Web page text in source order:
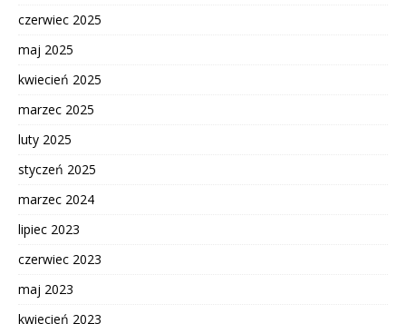
czerwiec 2025
maj 2025
kwiecień 2025
marzec 2025
luty 2025
styczeń 2025
marzec 2024
lipiec 2023
czerwiec 2023
maj 2023
kwiecień 2023